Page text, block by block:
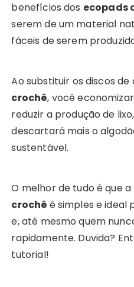
benefícios dos ecopads
serem de um material
fáceis de serem
Ao substituir os discos
crochê, você
reduzir a produção de
descartará mais o
sustentável.
O melhor de tudo é que
crochê é simples e ideal
e, até mesmo quem
rapidamente. Duvida?
tutorial!